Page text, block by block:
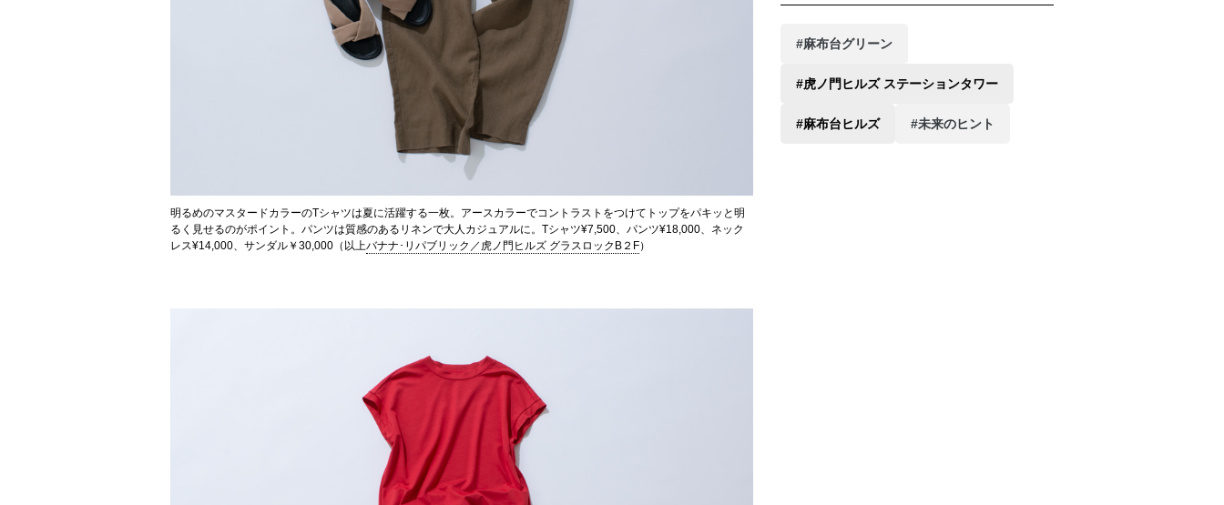
明るめのマスタードカラーのTシャツは夏に活躍する一枚。アースカラーでコントラストをつけてトップをパキッと明
るく見せるのがポイント。パンツは質感のあるリネンで大人カジュアルに。Tシャツ¥7,500、パンツ¥18,000、ネック
レス¥14,000、サンダル￥30,000（以上バナナ･リパブリック／虎ノ門ヒルズ グラスロックB２F）
#麻布台グリーン
#虎ノ門ヒルズ ステーションタワー
#麻布台ヒルズ #未来のヒント